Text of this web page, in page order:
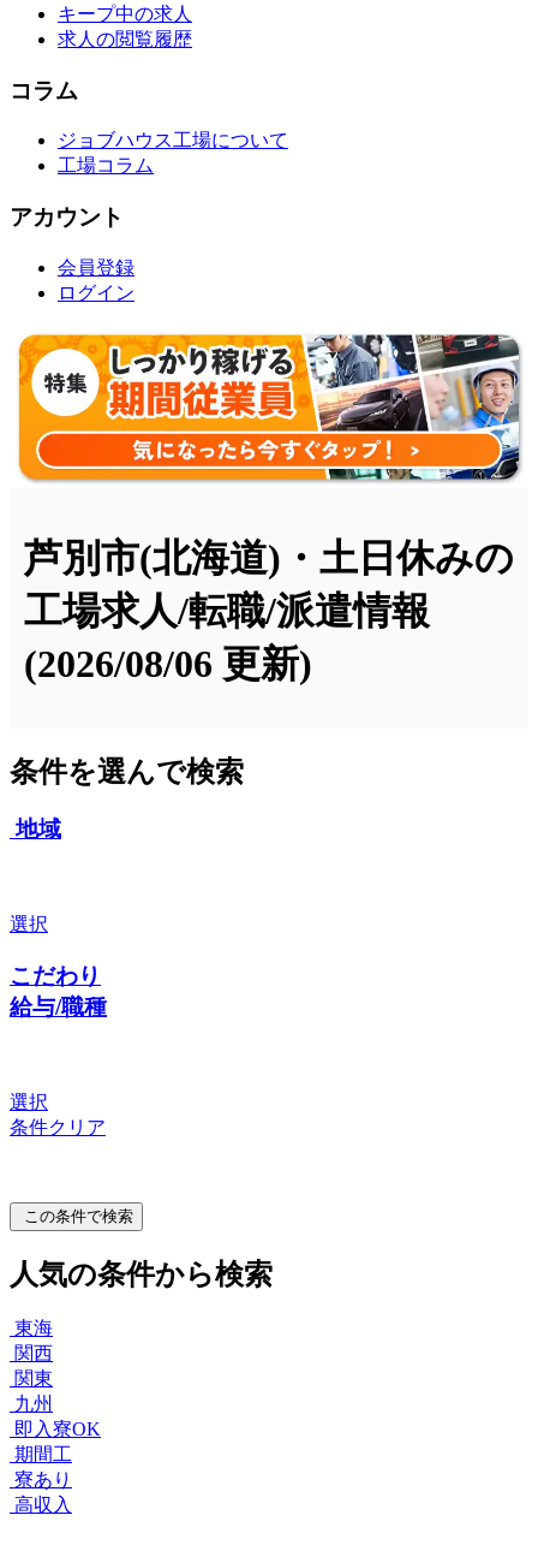
キープ中の求人
求人の閲覧履歴
コラム
ジョブハウス工場について
工場コラム
アカウント
会員登録
ログイン
芦別市(北海道)・土日休みの
工場求人/転職/派遣情報
(2026/08/06 更新)
条件を選んで検索
地域
選択
こだわり
給与/職種
選択
条件クリア
この条件で検索
人気の条件から検索
東海
関西
関東
九州
即入寮OK
期間工
寮あり
高収入